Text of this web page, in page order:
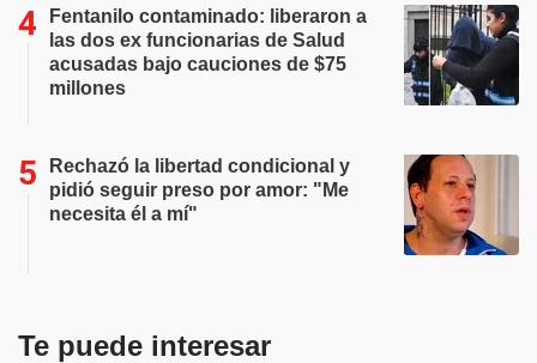
Fentanilo contaminado: liberaron a
las dos ex funcionarias de Salud
acusadas bajo cauciones de $75
millones
Rechazó la libertad condicional y
pidió seguir preso por amor: "Me
necesita él a mí"
Te puede interesar